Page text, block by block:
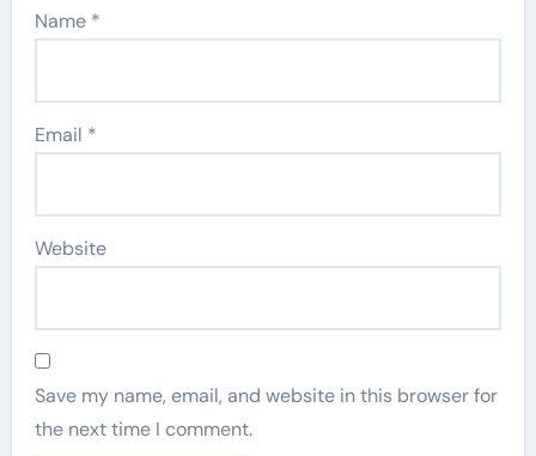
Name *
Email *
Website
Save my name, email, and website in this browser for
the next time I comment.